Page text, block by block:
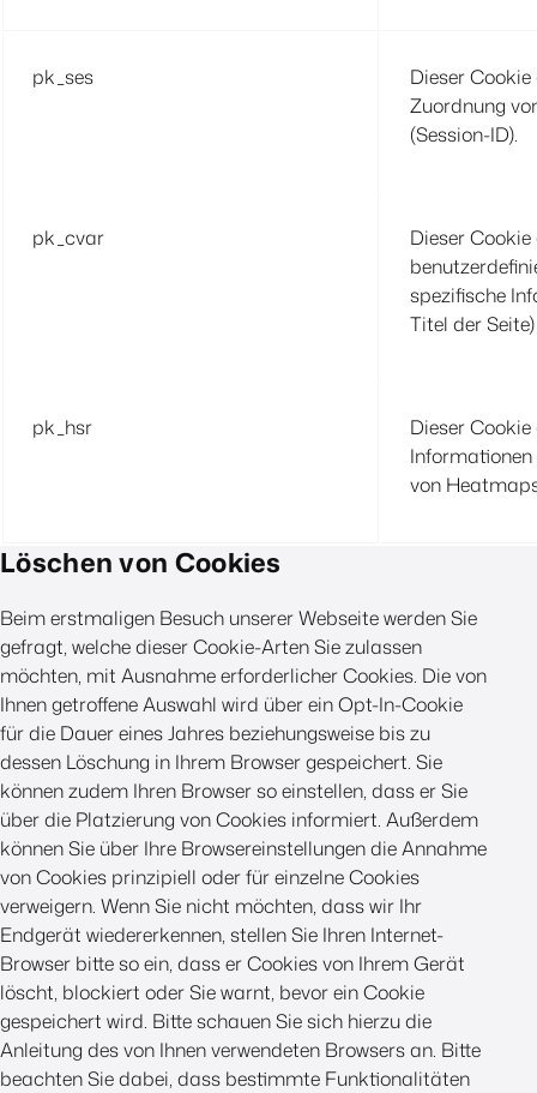
pk_ses
Dieser
Zuordnung
(Session-ID).
pk_cvar
Dieser
spezifische
Titel der Seite)
pk_hsr
Dieser
von
Löschen von Cookies
Beim erstmaligen Besuch unserer Webseite werden Sie
gefragt, welche dieser Cookie-Arten Sie zulassen
möchten, mit Ausnahme erforderlicher Cookies. Die von
Ihnen getroffene Auswahl wird über ein Opt-In-Cookie
für die Dauer eines Jahres beziehungsweise bis zu
dessen Löschung in Ihrem Browser gespeichert. Sie
können zudem Ihren Browser so einstellen, dass er Sie
über die Platzierung von Cookies informiert. Außerdem
können Sie über Ihre Browsereinstellungen die Annahme
von Cookies prinzipiell oder für einzelne Cookies
verweigern. Wenn Sie nicht möchten, dass wir Ihr
Endgerät wiedererkennen, stellen Sie Ihren Internet-
Browser bitte so ein, dass er Cookies von Ihrem Gerät
löscht, blockiert oder Sie warnt, bevor ein Cookie
gespeichert wird. Bitte schauen Sie sich hierzu die
Anleitung des von Ihnen verwendeten Browsers an. Bitte
beachten Sie dabei, dass bestimmte Funktionalitäten